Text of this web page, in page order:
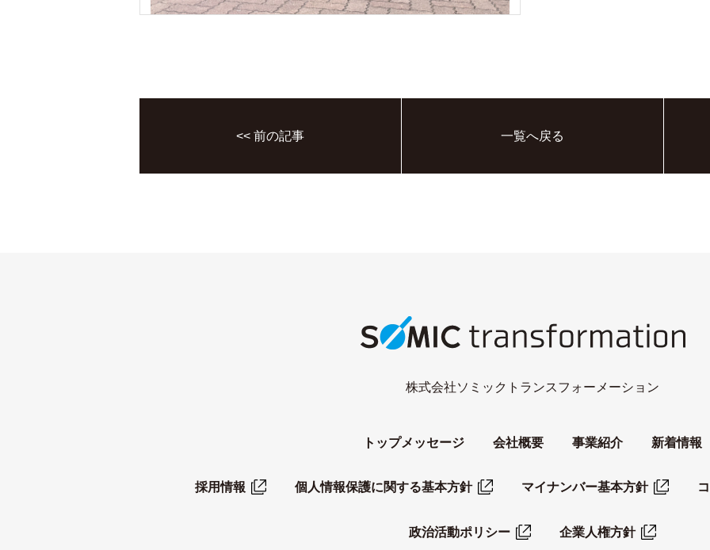
<< 前の記事 一覧へ戻る
株式会社ソミックトランスフォーメーション
トップメッセージ 会社概要 事業紹介 新着情報
採用情報 個人情報保護に関する基本方針 マイナンバー基本方針
政治活動ポリシー 企業人権方針